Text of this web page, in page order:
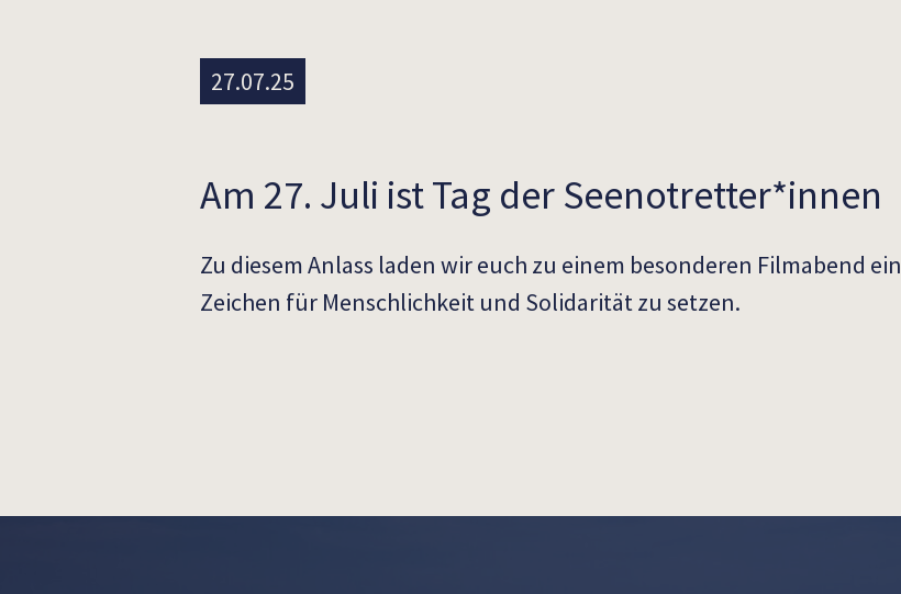
27.07.25
Am 27. Juli ist Tag der Seenotretter*innen
Zu diesem Anlass laden wir euch zu einem besonderen Filmabend
Zeichen für Menschlichkeit und Solidarität zu setzen.